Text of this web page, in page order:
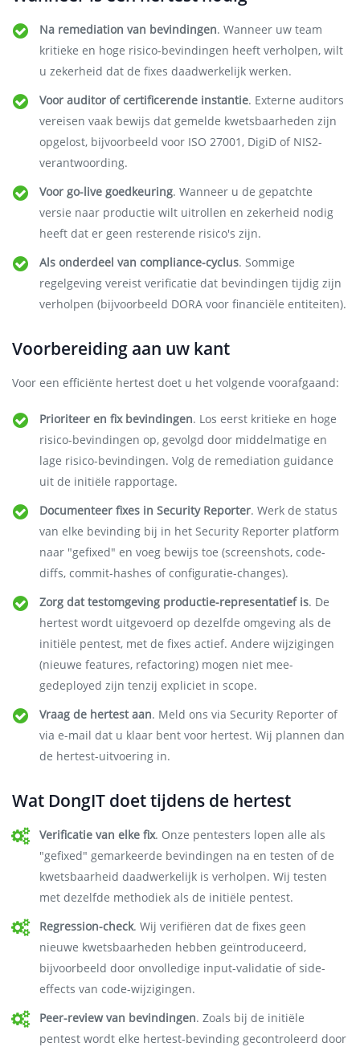
Na remediation van bevindingen. Wanneer uw team
kritieke en hoge risico-bevindingen heeft verholpen, wilt
u zekerheid dat de fixes daadwerkelijk werken.
Voor auditor of certificerende instantie. Externe auditors
vereisen vaak bewijs dat gemelde kwetsbaarheden zijn
opgelost, bijvoorbeeld voor ISO 27001, DigiD of NIS2-
verantwoording.
Voor go-live goedkeuring. Wanneer u de gepatchte
versie naar productie wilt uitrollen en zekerheid nodig
heeft dat er geen resterende risico's zijn.
Als onderdeel van compliance-cyclus. Sommige
regelgeving vereist verificatie dat bevindingen tijdig zijn
verholpen (bijvoorbeeld DORA voor financiële entiteiten).
Voorbereiding aan uw kant
Voor een efficiënte hertest doet u het volgende voorafgaand:
Prioriteer en fix bevindingen. Los eerst kritieke en hoge
risico-bevindingen op, gevolgd door middelmatige en
lage risico-bevindingen. Volg de remediation guidance
uit de initiële rapportage.
Documenteer fixes in Security Reporter. Werk de status
van elke bevinding bij in het Security Reporter platform
naar "gefixed" en voeg bewijs toe (screenshots, code-
diffs, commit-hashes of configuratie-changes).
Zorg dat testomgeving productie-representatief is. De
hertest wordt uitgevoerd op dezelfde omgeving als de
initiële pentest, met de fixes actief. Andere wijzigingen
(nieuwe features, refactoring) mogen niet mee-
gedeployed zijn tenzij expliciet in scope.
Vraag de hertest aan. Meld ons via Security Reporter of
via e-mail dat u klaar bent voor hertest. Wij plannen dan
de hertest-uitvoering in.
Wat DongIT doet tijdens de hertest
Verificatie van elke fix. Onze pentesters lopen alle als
"gefixed" gemarkeerde bevindingen na en testen of de
kwetsbaarheid daadwerkelijk is verholpen. Wij testen
met dezelfde methodiek als de initiële pentest.
Regression-check. Wij verifiëren dat de fixes geen
nieuwe kwetsbaarheden hebben geïntroduceerd,
bijvoorbeeld door onvolledige input-validatie of side-
effects van code-wijzigingen.
Peer-review van bevindingen. Zoals bij de initiële
pentest wordt elke hertest-bevinding gecontroleerd door